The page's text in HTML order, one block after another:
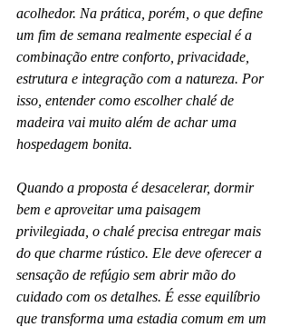
acolhedor. Na prática, porém, o que define
um fim de semana realmente especial é a
combinação entre conforto, privacidade,
estrutura e integração com a natureza. Por
isso, entender como escolher chalé de
madeira vai muito além de achar uma
hospedagem bonita.
Quando a proposta é desacelerar, dormir
bem e aproveitar uma paisagem
privilegiada, o chalé precisa entregar mais
do que charme rústico. Ele deve oferecer a
sensação de refúgio sem abrir mão do
cuidado com os detalhes. É esse equilíbrio
que transforma uma estadia comum em um